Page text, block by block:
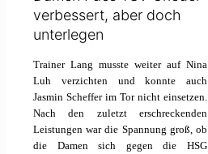
verbessert, aber doch
unterlegen
Trainer Lang musste weiter auf Nina
Luh verzichten und konnte auch
Jasmin Scheffer im Tor nicht einsetzen.
Nach den zuletzt erschreckenden
Leistungen war die Spannung groß, ob
die Damen sich gegen die HSG